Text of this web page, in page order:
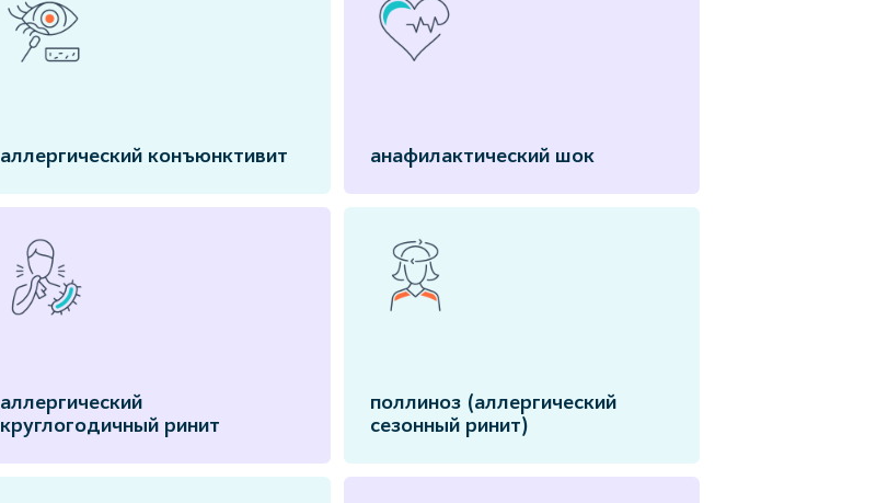
аллергический конъюнктивит анафилактический шок
аллергический
круглогодичный ринит
поллиноз (аллергический
сезонный ринит)